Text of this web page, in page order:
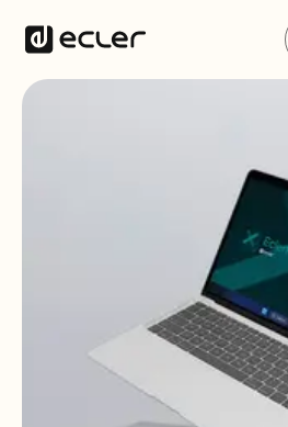
Soutien et communauté